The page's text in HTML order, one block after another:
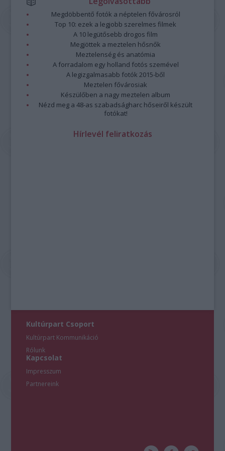
Megdöbbentő fotók a néptelen fővárosról
Top 10: ezek a legjobb szerelmes filmek
A 10 legütősebb drogos film
Megjöttek a meztelen hősnők
Meztelenség és anatómia
A forradalom egy holland fotós szemével
A legizgalmasabb fotók 2015-ből
Meztelen fővárosiak
Készülőben a nagy meztelen album
Nézd meg a 48-as szabadságharc hőseiről készült
fotókat!
Hírlevél feliratkozás
Kultúrpart Csoport
Kultúrpart Kommunikáció
Rólunk
Kapcsolat
Impresszum
Partnereink